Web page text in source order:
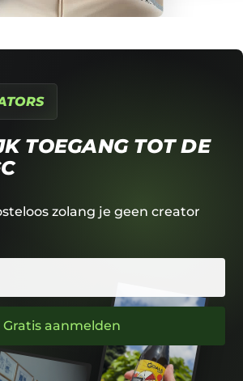
TOEGANG TOT DE
zolang je geen creator
Gratis aanmelden